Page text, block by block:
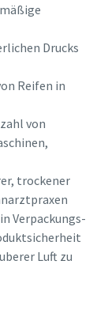
Drucks
Reifen in
von
trockener
Verpackungs-
Luft zu